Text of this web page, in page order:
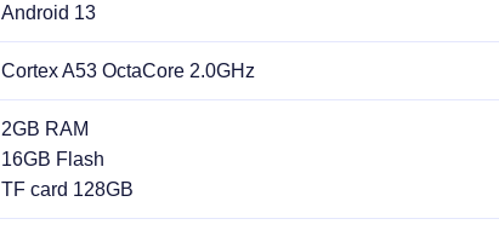
Android 13
Cortex A53 OctaCore 2.0GHz
2GB RAM
16GB Flash
TF card 128GB